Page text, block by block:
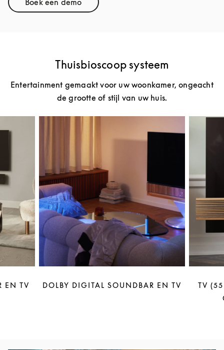
Boek een demoLink Opens in New Tab
Thuisbioscoop systeem
Entertainment gemaakt voor uw woonkamer, ongeacht
de grootte of stijl van uw huis.
EN TV DOLBY DIGITAL SOUNDBAR EN TV
TV